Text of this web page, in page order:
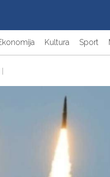
Kultura Sport